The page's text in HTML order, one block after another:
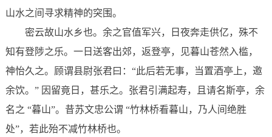
山水之间寻求精神的突围。
密云故山水乡也。余之官值军兴，日夜奔走供亿，殊不
知有登陟之乐。一日送客出郊，返登亭，见暮山苍然入槛，
神怡久之。顾谓县尉张君曰：“此后若无事，当置酒亭上，邀
余饮。” 因留竟日，甚乐之。张君引满起寿，且请名斯亭，余
名之 “暮山”。昔苏文忠公谓 “竹林桥看暮山，乃人间绝胜
处”，若此殆不减竹林桥也。